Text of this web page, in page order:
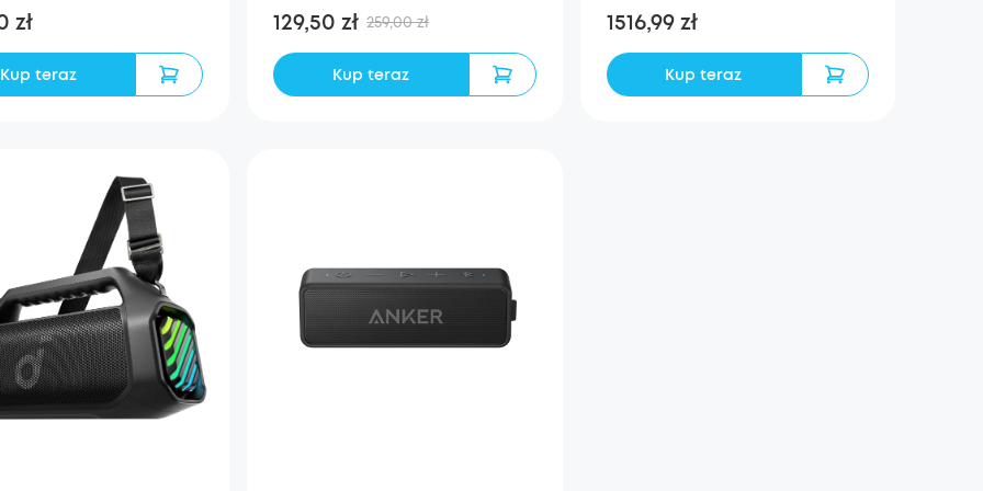
zł
Kup teraz
129,50 zł 259,00 zł
Kup teraz
1516,99 zł
Kup teraz